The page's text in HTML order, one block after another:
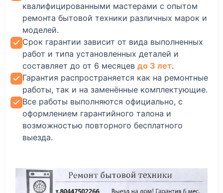
квалифицированными мастерами с опытом
ремонта бытовой техники различных марок и
моделей.
Срок гарантии зависит от вида выполненных
работ и типа установленных деталей и
составляет до от 6 месяцев до 3 лет.
Гарантия распространяется как на ремонтные
работы, так и на заменённые комплектующие.
Все работы выполняются официально, с
оформлением гарантийного талона и
возможностью повторного бесплатного
выезда.